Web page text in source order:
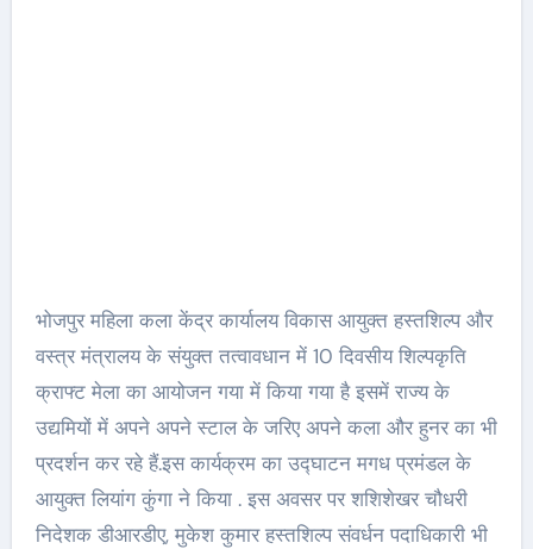
भोजपुर महिला कला केंद्र कार्यालय विकास आयुक्त हस्तशिल्प और
वस्त्र मंत्रालय के संयुक्त तत्वावधान में 10 दिवसीय शिल्पकृति
क्राफ्ट मेला का आयोजन गया में किया गया है इसमें राज्य के
उद्यमियों में अपने अपने स्टाल के जरिए अपने कला और हुनर का भी
प्रदर्शन कर रहे हैं.इस कार्यक्रम का उद्घाटन मगध प्रमंडल के
आयुक्त लियांग कुंगा ने किया . इस अवसर पर शशिशेखर चौधरी
निदेशक डीआरडीए, मुकेश कुमार हस्तशिल्प संवर्धन पदाधिकारी भी